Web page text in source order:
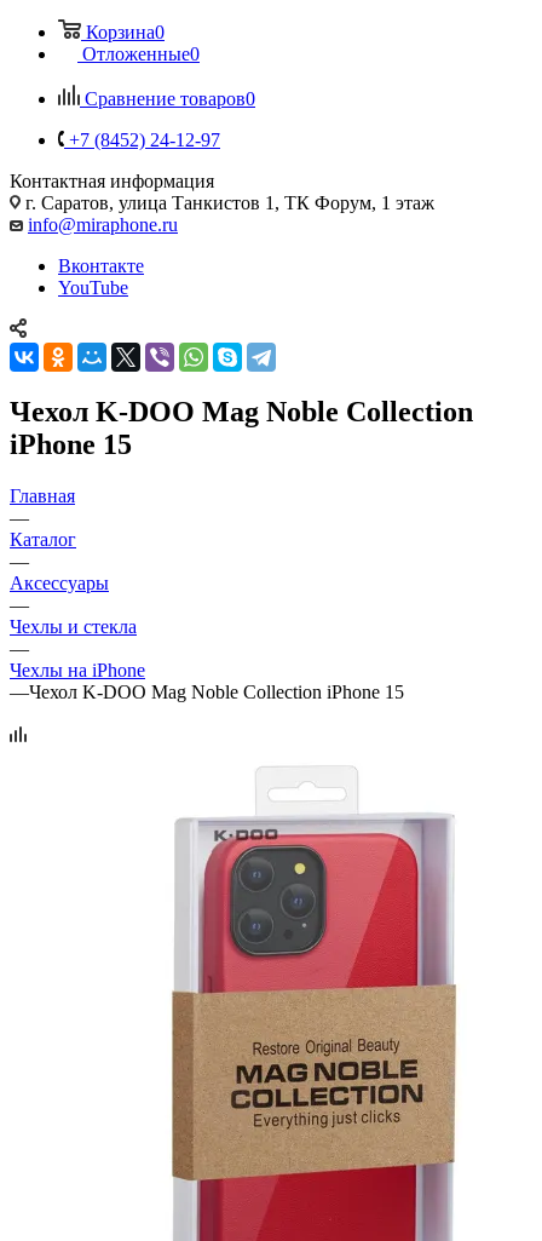
Корзина0
Отложенные0
Сравнение товаров0
+7 (8452) 24-12-97
Контактная информация
г. Саратов, улица Танкистов 1, ТК Форум, 1 этаж
info@miraphone.ru
Вконтакте
YouTube
Чехол K-DOO Mag Noble Collection
iPhone 15
Главная
—
Каталог
—
Аксессуары
—
Чехлы и стекла
—
Чехлы на iPhone
—Чехол K-DOO Mag Noble Collection iPhone 15